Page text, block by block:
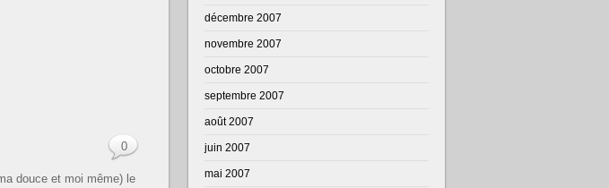
douce et moi même) le
0
décembre 2007
novembre 2007
octobre 2007
septembre 2007
août 2007
juin 2007
mai 2007